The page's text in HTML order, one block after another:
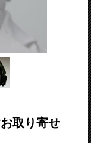
取り寄せ